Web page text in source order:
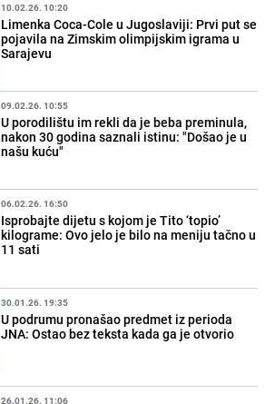
10.02.26. 10:20
Limenka Coca-Cole u Jugoslaviji: Prvi put se
pojavila na Zimskim olimpijskim igrama u
Sarajevu
09.02.26. 10:55
U porodilištu im rekli da je beba preminula,
nakon 30 godina saznali istinu: "Došao je u
našu kuću"
06.02.26. 16:50
Isprobajte dijetu s kojom je Tito ‘topio’
kilograme: Ovo jelo je bilo na meniju tačno u
11 sati
30.01.26. 19:35
U podrumu pronašao predmet iz perioda
JNA: Ostao bez teksta kada ga je otvorio
26.01.26. 11:06